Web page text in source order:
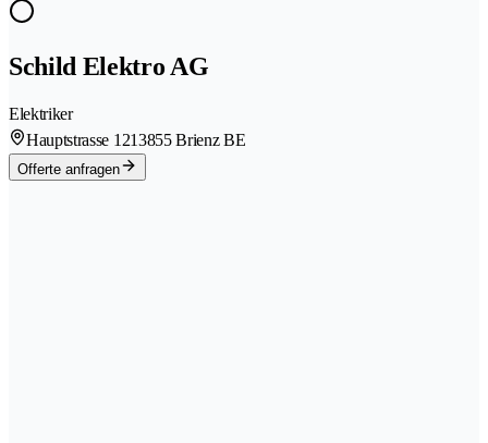
Schild Elektro AG
Elektriker
Hauptstrasse 1213855 Brienz BE
Offerte anfragen